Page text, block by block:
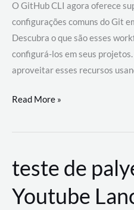
O GitHub CLI agora oferece
configurações comuns do Git
Descubra o que são esses
configurá-los em seus
aproveitar esses recursos
GitHub
revoluciona
de
trabalho
com
Read More »
teste de
Youtube